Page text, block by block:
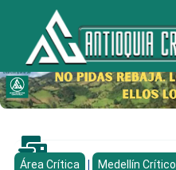

Área Crítica Medellín Crítico